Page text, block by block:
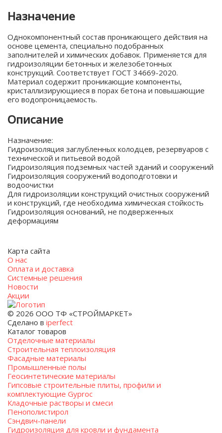
Назначение
Однокомпонентный состав проникающего действия на
основе цемента, специально подобранных
заполнителей и химических добавок. Применяется для
гидроизоляции бетонных и железобетонных
конструкций. Соответствует ГОСТ 34669-2020.
Материал содержит проникающие компоненты,
кристаллизирующиеся в порах бетона и повышающие
его водопроницаемость.
Описание
Назначение:
Гидроизоляция заглубленных колодцев, резервуаров с
технической и питьевой водой
Гидроизоляция подземных частей зданий и сооружений
Гидроизоляция сооружений водоподготовки и
водоочистки
Для гидроизоляции конструкций очистных сооружений
и конструкций, где необходима химическая стойкость
Гидроизоляция оснований, не подверженных
деформациям
Карта сайта
О нас
Оплата и доставка
Системные решения
Новости
Акции
© 2026 ООО ТФ «СТРОЙМАРКЕТ»
Сделано в iperfect
Каталог товаров
Отделочные материалы
Строительная теплоизоляция
Фасадные материалы
Промышленные полы
Геосинтетические материалы
Гипсовые строительные плиты, профили и
комплектующие Gyproc
Кладочные растворы и смеси
Пенополистирол
Сэндвич-панели
Гидроизоляция для кровли и фундамента